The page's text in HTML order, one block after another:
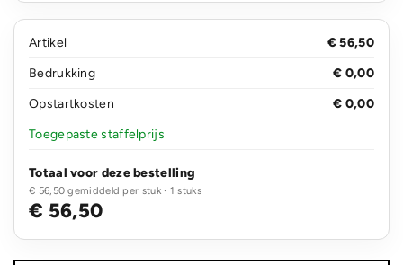
Artikel
€ 56,50
Bedrukking
€ 0,00
Opstartkosten
€ 0,00
Toegepaste staffelprijs
Totaal voor deze bestelling
€ 56,50 gemiddeld per stuk · 1 stuks
€ 56,50